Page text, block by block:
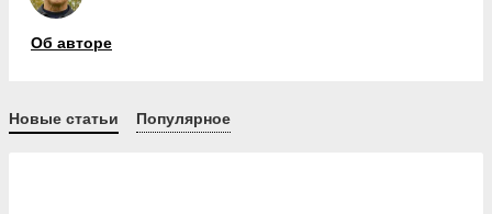
Об авторе
Новые статьи Популярное